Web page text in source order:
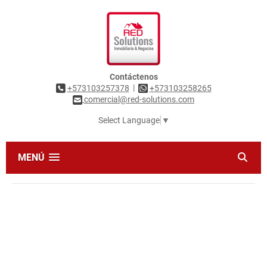
Contáctenos
+573103257378 |
+573103258265
comercial@red-solutions.com
Select Language ▼
MENÚ